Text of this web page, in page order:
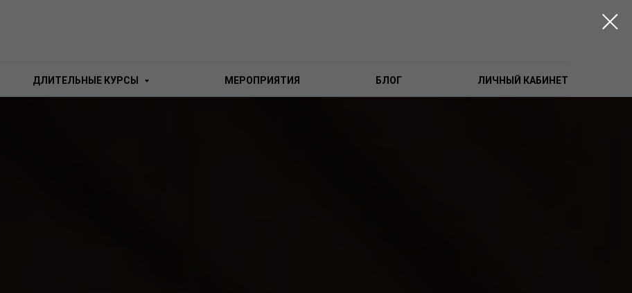
ДЛИТЕЛЬНЫЕ КУРСЫ МЕРОПРИЯТИЯ БЛОГ ЛИЧНЫЙ КАБИНЕТ